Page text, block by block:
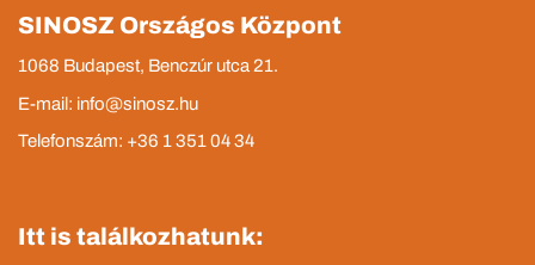
SINOSZ Országos Központ
1068 Budapest, Benczúr utca 21.
E-mail: info@sinosz.hu
Telefonszám: +36 1 351 04 34
Itt is találkozhatunk: